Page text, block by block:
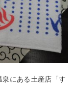
にある土産店「す